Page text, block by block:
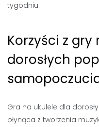
tygodniu.
Korzyści z gry
dorosłych
Gra na ukulele dla
płynąca z tworzenia